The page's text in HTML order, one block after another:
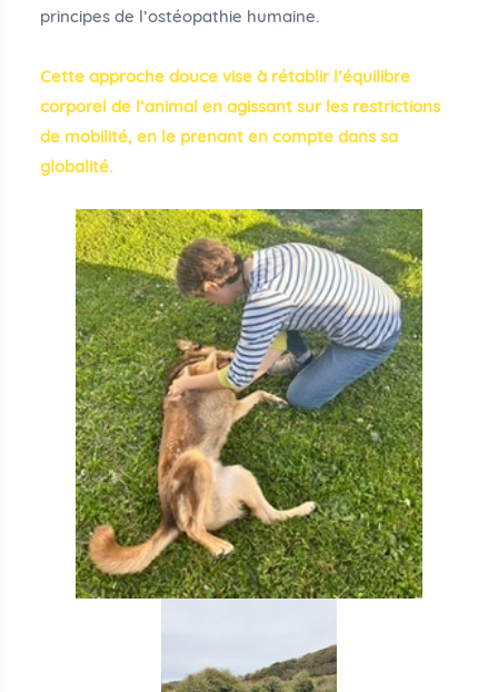
principes de l’ostéopathie humaine.
Cette approche douce vise à rétablir l’équilibre
corporel de l’animal en agissant sur les restrictions
de mobilité, en le prenant en compte dans sa
globalité.